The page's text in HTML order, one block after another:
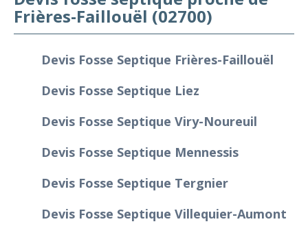
Frières-Faillouël (02700)
Devis Fosse Septique Frières-Faillouël
Devis Fosse Septique Liez
Devis Fosse Septique Viry-Noureuil
Devis Fosse Septique Mennessis
Devis Fosse Septique Tergnier
Devis Fosse Septique Villequier-Aumont